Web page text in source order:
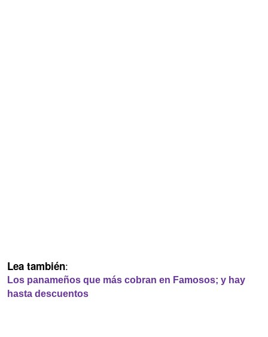
Lea también:
Los panameños que más cobran en Famosos; y hay
hasta descuentos